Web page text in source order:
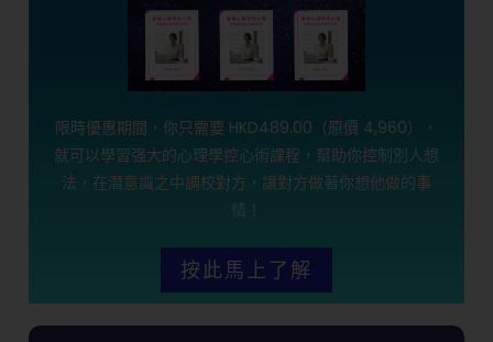
限時優惠期間，你只需要 HKD489.00（原價 4,960），
就可以學習强大的心理學控心術課程，幫助你控制別人想
法，在潛意識之中調校對方，讓對方做著你想他做的事
情！
按此馬上了解